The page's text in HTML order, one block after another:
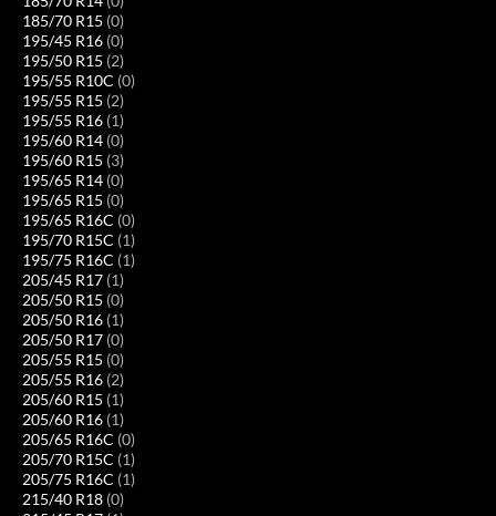
185/70 R15 (0)
195/45 R16 (0)
195/50 R15 (2)
195/55 R10C (0)
195/55 R15 (2)
195/55 R16 (1)
195/60 R14 (0)
195/60 R15 (3)
195/65 R14 (0)
195/65 R15 (0)
195/65 R16C (0)
195/70 R15C (1)
195/75 R16C (1)
205/45 R17 (1)
205/50 R15 (0)
205/50 R16 (1)
205/50 R17 (0)
205/55 R15 (0)
205/55 R16 (2)
205/60 R15 (1)
205/60 R16 (1)
205/65 R16C (0)
205/70 R15C (1)
205/75 R16C (1)
215/40 R18 (0)